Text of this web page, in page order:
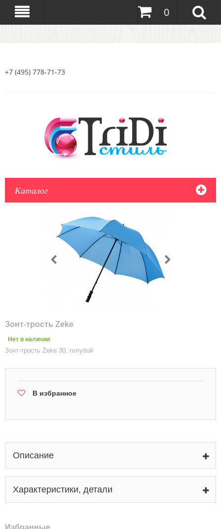
0
+7 (495) 778-71-73
Каталог
Зонт-трость Zeke
Нет в наличии
Зонт-трость Zeke 30, голубой
В избранное
Описание
Характеристики, детали
Избранные